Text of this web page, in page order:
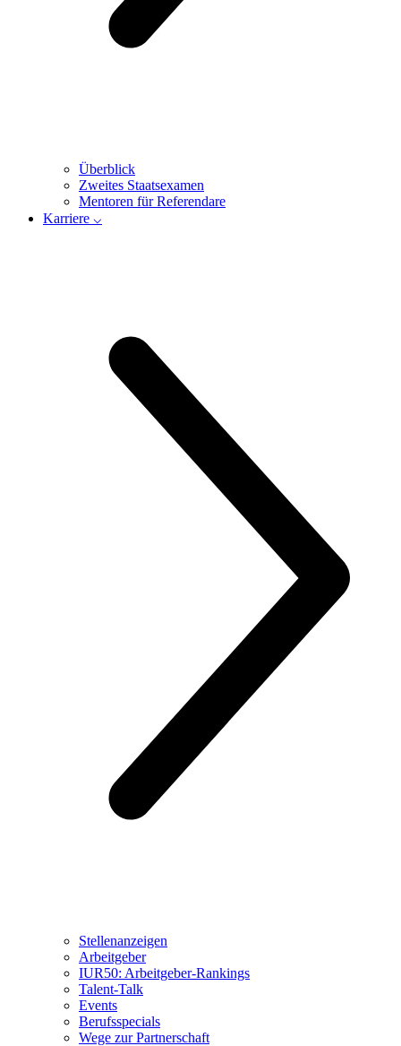
Überblick
Zweites Staatsexamen
Mentoren für Referendare
Karriere ⌵
Stellenanzeigen
Arbeitgeber
IUR50: Arbeitgeber-Rankings
Talent-Talk
Events
Berufsspecials
Wege zur Partnerschaft